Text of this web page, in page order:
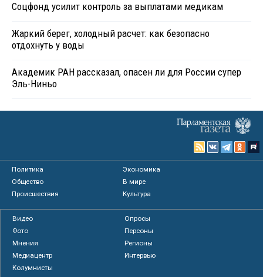
Соцфонд усилит контроль за выплатами медикам
Жаркий берег, холодный расчет: как безопасно
отдохнуть у воды
Академик РАН рассказал, опасен ли для России супер
Эль-Ниньо
Политика
Экономика
Общество
В мире
Происшествия
Культура
Видео
Опросы
Фото
Персоны
Мнения
Регионы
Медиацентр
Интервью
Колумнисты